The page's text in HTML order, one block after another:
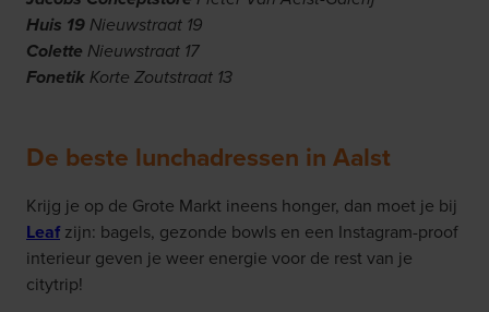
Huis 19Nieuwstraat 19
Colette Nieuwstraat 17
FonetikKorte Zoutstraat 13
De beste lunchadressen in Aalst
Krijg je op de Grote Markt ineens honger, dan moet je bij
Leaf zijn: bagels, gezonde bowls en een Instagram-proof
interieur geven je weer energie voor de rest van je
citytrip!